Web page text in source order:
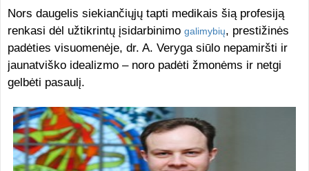
Nors daugelis siekiančiųjų tapti medikais šią profesiją
renkasi dėl užtikrintų įsidarbinimo galimybių, prestižinės
padėties visuomenėje, dr. A. Veryga siūlo nepamiršti ir
jaunatviško idealizmo – noro padėti žmonėms ir netgi
gelbėti pasaulį.